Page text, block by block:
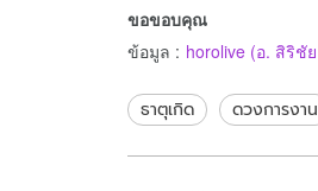
ขอขอบคุณ
ข้อมูล : horolive (อ. สิริชั
ธาตุเกิด ดวงการงาน